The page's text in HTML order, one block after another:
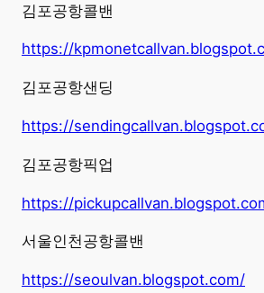
김포공항콜밴
https://
김포공항샌딩
https://
김포공항픽업
https://
서울인천공항콜밴
https://seoulvan.blogspot.com/